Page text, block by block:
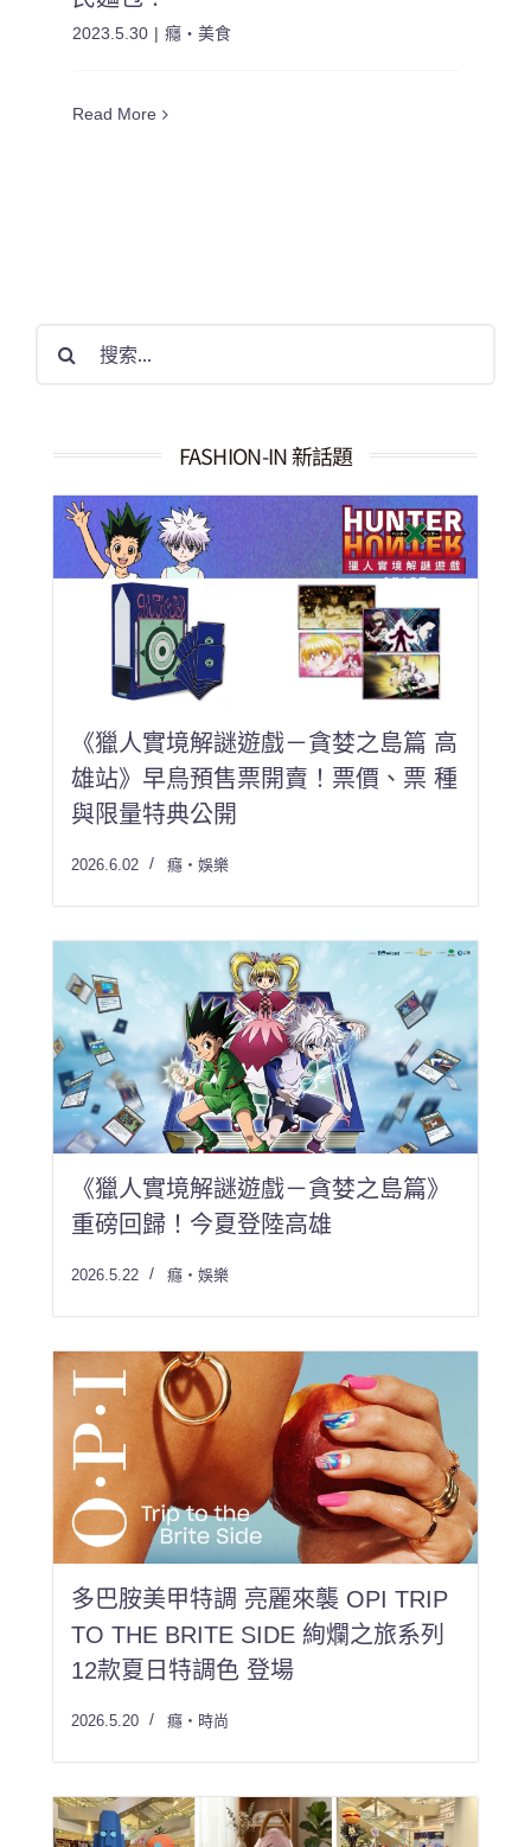
2023.5.30 | 癮・美食
Read More
果：
FASHION-IN 新話題
《獵人實境解謎遊戲－貪婪之島篇 高
雄站》早鳥預售票開賣！票價、票 種
與限量特典公開
2026.6.02 癮・娛樂
《獵人實境解謎遊戲－貪婪之島篇》
重磅回歸！今夏登陸高雄
2026.5.22 癮・娛樂
多巴胺美甲特調 亮麗來襲 OPI TRIP
TO THE BRITE SIDE 絢爛之旅系列
12款夏日特調色 登場
2026.5.20 癮・時尚